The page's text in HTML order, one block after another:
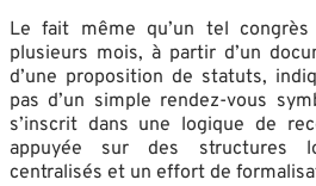
Le fait même qu’un tel
plusieurs mois, à partir d’un
d’une proposition de statuts,
pas d’un simple rendez-vous
s’inscrit dans une logique de
appuyée sur des structures
centralisés et un effort de